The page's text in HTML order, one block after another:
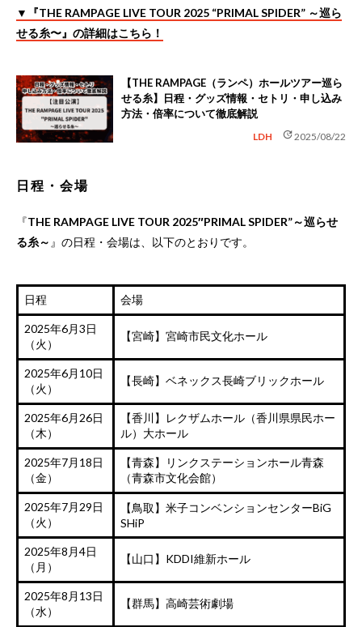
▼『THE RAMPAGE LIVE TOUR 2025 “PRIMAL SPIDER” ～巡ら
せる糸〜』の詳細はこちら！
【THE RAMPAGE（ランペ）ホールツアー巡ら
せる糸】日程・グッズ情報・セトリ・申し込み
方法・倍率について徹底解説
LDH update2025/08/22
日程・会場
『THE RAMPAGE LIVE TOUR 2025″PRIMAL SPIDER”～巡らせ
る糸～ 』の日程・会場は、以下のとおりです。
日程 会場
2025年6月3日
（火）
【宮崎】宮崎市民文化ホール
2025年6月10日
（火）
【長崎】ベネックス長崎ブリックホール
2025年6月26日
（木）
【香川】レクザムホール（香川県県民ホー
ル）大ホール
2025年7月18日
（金）
【青森】リンクステーションホール青森
（青森市文化会館）
2025年7月29日
（火）
【鳥取】米子コンベンションセンターBiG
SHiP
2025年8月4日
（月）
【山口】KDDI維新ホール
2025年8月13日
（水）
【群馬】高崎芸術劇場